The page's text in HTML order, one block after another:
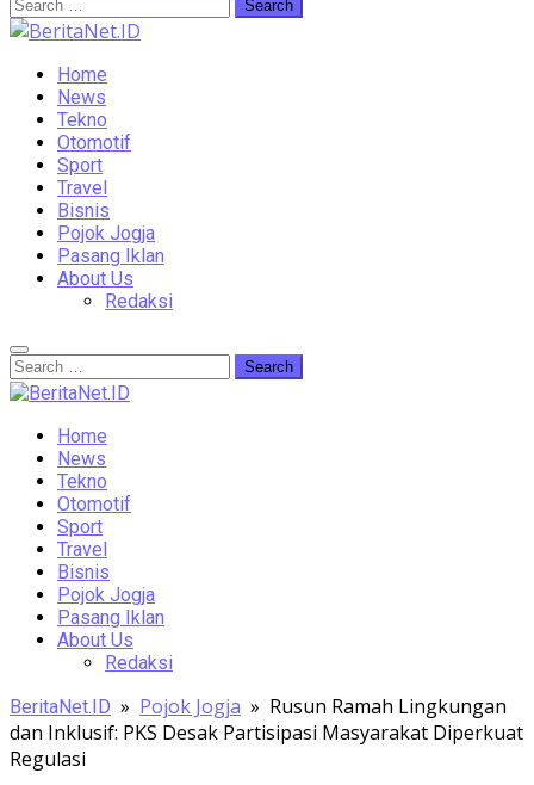
Home
News
Tekno
Otomotif
Sport
Travel
Bisnis
Pojok Jogja
Pasang Iklan
About Us
Redaksi
Home
News
Tekno
Otomotif
Sport
Travel
Bisnis
Pojok Jogja
Pasang Iklan
About Us
Redaksi
BeritaNet.ID » Pojok Jogja » Rusun Ramah Lingkungan
dan Inklusif: PKS Desak Partisipasi Masyarakat Diperkuat
Regulasi